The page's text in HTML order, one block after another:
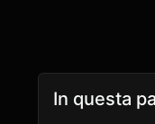
In questa